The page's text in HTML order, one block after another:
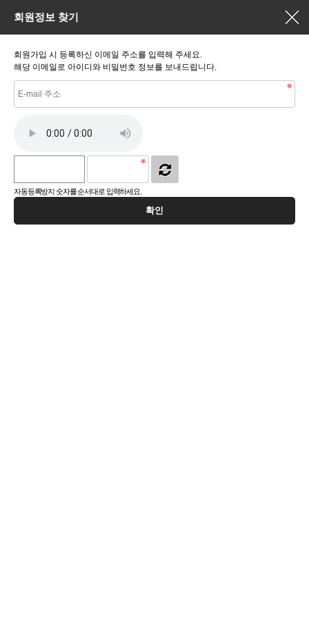
회원정보 찾기
회원가입 시 등록하신 이메일 주소를 입력해 주세요.
해당 이메일로 아이디와 비밀번호 정보를 보내드립니다.
자동등록방지 숫자를 순서대로 입력하세요.